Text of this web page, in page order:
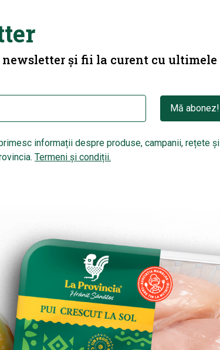
newsletter și fii la curent cu ultimele
Mă abonez!
informații despre produse, campanii, rețete și
Termeni și condiții.